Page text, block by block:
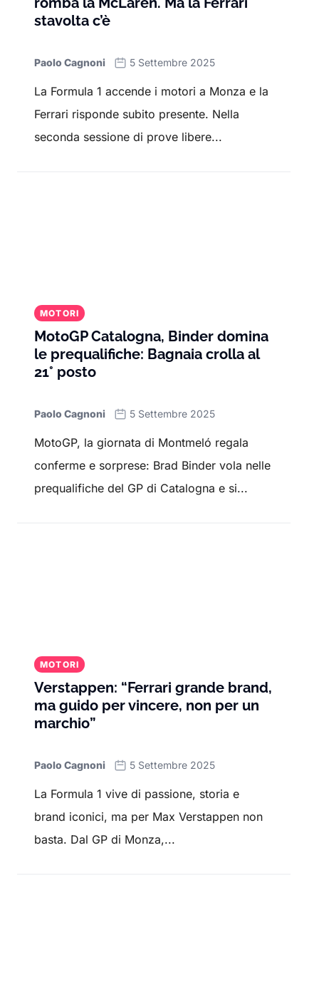
stavolta c’è
Paolo Cagnoni 5 Settembre 2025
La Formula 1 accende i motori a Monza e la
Ferrari risponde subito presente. Nella
seconda sessione di prove libere...
MOTORI
MotoGP Catalogna, Binder domina
le prequalifiche: Bagnaia crolla al
21° posto
Paolo Cagnoni 5 Settembre 2025
MotoGP, la giornata di Montmeló regala
conferme e sorprese: Brad Binder vola nelle
prequalifiche del GP di Catalogna e si...
MOTORI
Verstappen: “Ferrari grande brand,
ma guido per vincere, non per un
marchio”
Paolo Cagnoni 5 Settembre 2025
La Formula 1 vive di passione, storia e
brand iconici, ma per Max Verstappen non
basta. Dal GP di Monza,...